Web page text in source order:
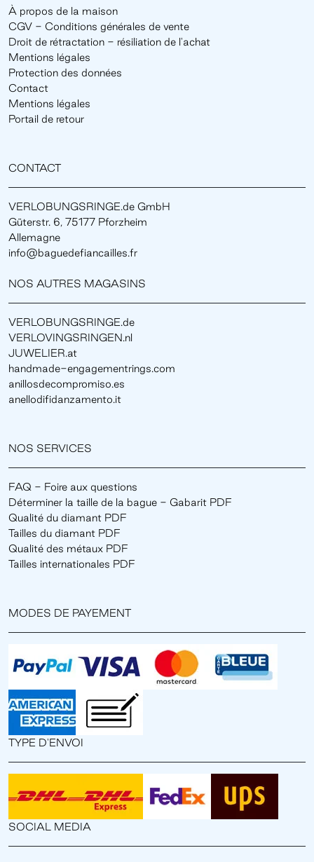
À propos de la maison
CGV - Conditions générales de vente
Droit de rétractation - résiliation de l'achat
Mentions légales
Protection des données
Contact
Mentions légales
Portail de retour
CONTACT
VERLOBUNGSRINGE.de GmbH
Güterstr. 6, 75177 Pforzheim
Allemagne
info@baguedefiancailles.fr
NOS AUTRES MAGASINS
VERLOBUNGSRINGE.de
VERLOVINGSRINGEN.nl
JUWELIER.at
handmade-engagementrings.com
anillosdecompromiso.es
anellodifidanzamento.it
NOS SERVICES
FAQ - Foire aux questions
Déterminer la taille de la bague - Gabarit PDF
Qualité du diamant PDF
Tailles du diamant PDF
Qualité des métaux PDF
Tailles internationales PDF
MODES DE PAYEMENT
TYPE D'ENVOI
SOCIAL MEDIA